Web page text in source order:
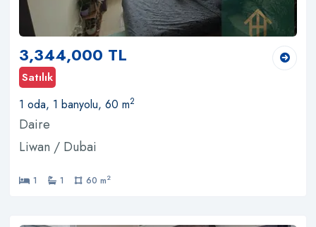
3,344,000 TL
Satılık
1 oda, 1 banyolu, 60 m2
Daire
Liwan / Dubai
1 1 60 m2